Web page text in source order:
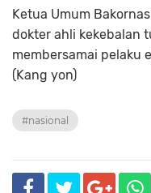
Ketua Umum
dokter ahli kekebalan
membersamai pelaku
(Kang yon)
#nasional